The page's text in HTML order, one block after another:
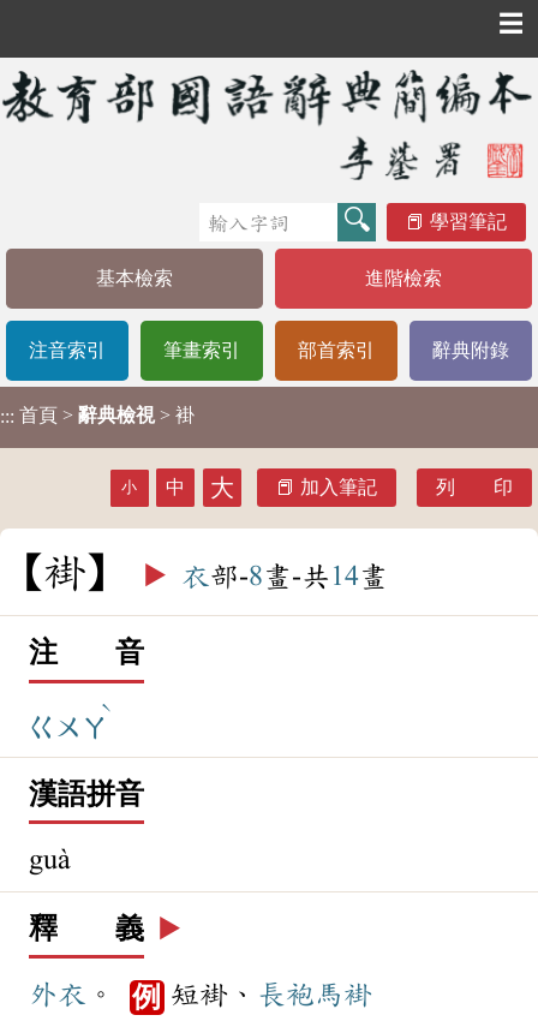
☰
學習筆記
基本檢索 進階檢索
注音索引 筆畫索引 部首索引 辭典附錄
::: 首頁 > 辭典檢視 > 褂
小 中 大 加入筆記 列 印
褂 ▶️ 衣部-8畫-共 14畫
注 音
ㄍㄨㄚ
ˋ
漢語拼音
guà
釋 義 ▶️
外衣 。 例 短褂、 長袍馬褂